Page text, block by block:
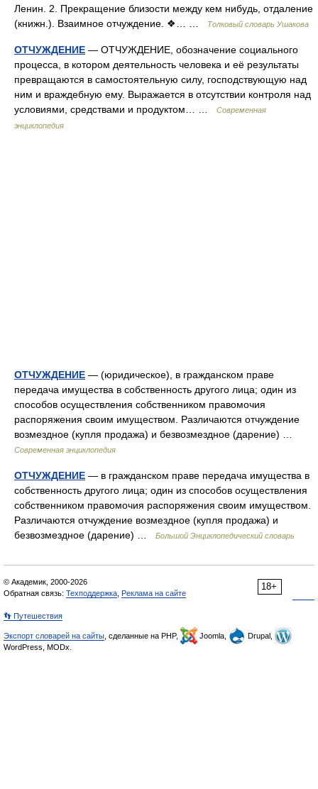
Ленин. 2. Прекращение близости между кем нибудь, отдаление
(книжн.). Взаимное отчуждение. ❖… …
Толковый словарь Ушакова
ОТЧУЖДЕНИЕ — ОТЧУЖДЕНИЕ, обозначение социального
процесса, в котором деятельность человека и её результаты
превращаются в самостоятельную силу, господствующую над
ним и враждебную ему. Выражается в отсутствии контроля над
условиями, средствами и продуктом… …
Современная
энциклопедия
ОТЧУЖДЕНИЕ — (юридическое), в гражданском праве
передача имущества в собственность другого лица; один из
способов осуществления собственником правомочия
распоряжения своим имуществом. Различаются отчуждение
возмездное (купля продажа) и безвозмездное (дарение) …
Современная энциклопедия
ОТЧУЖДЕНИЕ — в гражданском праве передача имущества в
собственность другого лица; один из способов осуществления
собственником правомочия распоряжения своим имуществом.
Различаются отчуждение возмездное (купля продажа) и
безвозмездное (дарение) …
Большой Энциклопедический словарь
18+
© Академик, 2000-2026
Обратная связь: Техподдержка Реклама на сайте
👣 Путешествия
Экспорт словарей на сайты , сделанные на PHP, Joomla,
Drupal,
WordPress, MODx.